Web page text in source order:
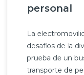
personal
La
desafíos de la
prueba de un
transporte de